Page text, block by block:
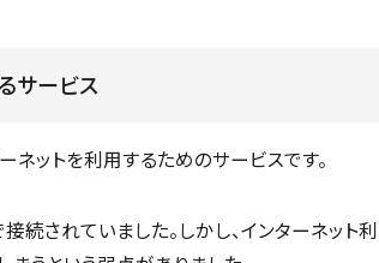
サービス
ットを利用するためのサービスです。
続されていました。しかし、インターネット利